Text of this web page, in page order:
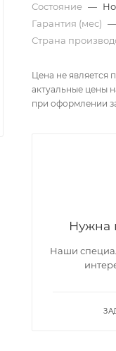
Состояние —
Гарантия (мес) —
Страна
Цена не является
актуальные цены
при оформлении
Нужна
Наши